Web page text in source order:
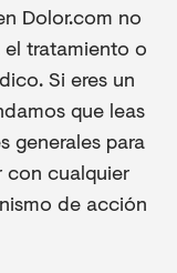
Dolor.com no
tratamiento o
Si eres un
que leas
generales para
cualquier
de acción